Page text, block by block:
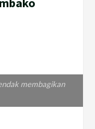
membagikan